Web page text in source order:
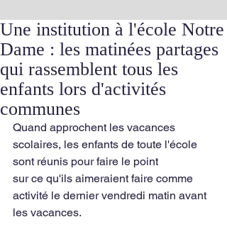
Une institution à l'école Notre
Dame : les matinées partages
qui rassemblent tous les
enfants lors d'activités
communes
Quand approchent les vacances
scolaires, les enfants de toute l'école
sont réunis pour faire le point
sur ce qu'ils aimeraient faire comme
activité le dernier vendredi matin avant
les vacances.